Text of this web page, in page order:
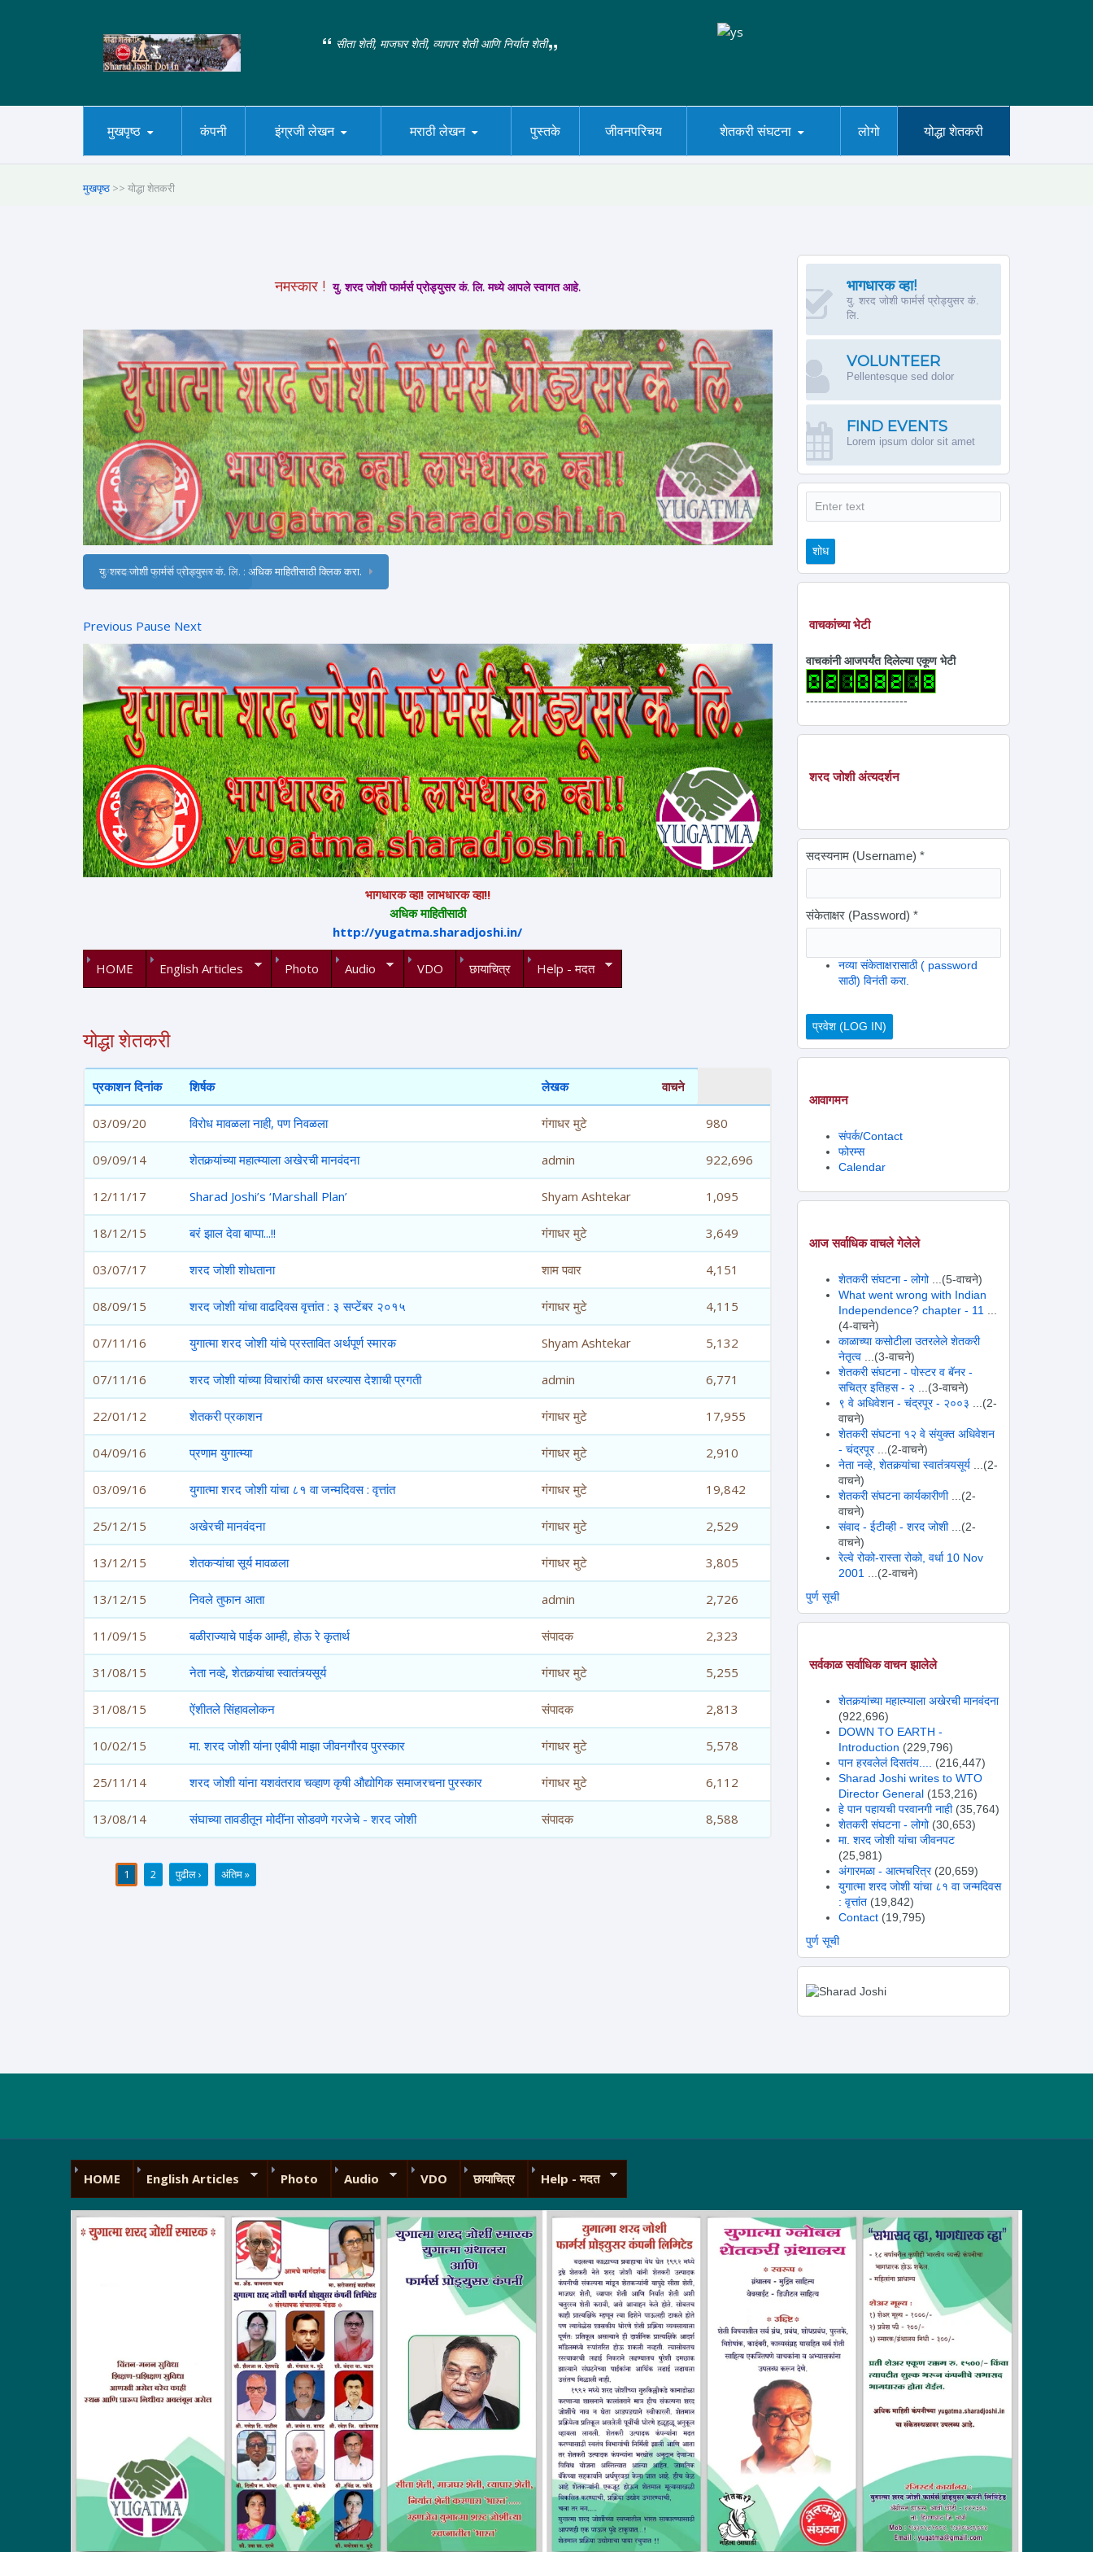
सीता शेती, माजघर शेती, व्यापार शेती आणि निर्यात शेती
मुखपृष्ठ कंपनी इंग्रजी लेखन मराठी लेखन पुस्तके जीवनपरिचय शेतकरी संघटना लोगो योद्धा शेतकरी
मुखपृष्ठ >> योद्धा शेतकरी
नमस्कार ! यु. शरद जोशी फार्मर्स प्रोड्युसर कं. लि. मध्ये आपले स्वागत आहे.
जग बदलणारी पुस्तके : क्लिक करा.
Previous Pause Next
भागधारक व्हा! लाभधारक व्हा!!
अधिक माहितीसाठी
http://yugatma.sharadjoshi.in/
HOME English Articles Photo Audio VDO छायाचित्र Help - मदत
योद्धा शेतकरी
प्रकाशन दिनांक शिर्षक लेखक वाचने
03/09/20 विरोध मावळला नाही, पण निवळला गंगाधर मुटे 980
09/09/14 शेतकर्‍यांच्या महात्म्याला अखेरची मानवंदना admin 922,696
12/11/17 Sharad Joshi’s ‘Marshall Plan’ Shyam Ashtekar 1,095
18/12/15 बरं झाल देवा बाप्पा...!! गंगाधर मुटे 3,649
03/07/17 शरद जोशी शोधताना शाम पवार 4,151
08/09/15 शरद जोशी यांचा वाढदिवस वृत्तांत : ३ सप्टेंबर २०१५ गंगाधर मुटे 4,115
07/11/16 युगात्मा शरद जोशी यांचे प्रस्तावित अर्थपूर्ण स्मारक Shyam Ashtekar 5,132
07/11/16 शरद जोशी यांच्या विचारांची कास धरल्यास देशाची प्रगती admin 6,771
22/01/12 शेतकरी प्रकाशन गंगाधर मुटे 17,955
04/09/16 प्रणाम युगात्म्या गंगाधर मुटे 2,910
03/09/16 युगात्मा शरद जोशी यांचा ८१ वा जन्मदिवस : वृत्तांत गंगाधर मुटे 19,842
25/12/15 अखेरची मानवंदना गंगाधर मुटे 2,529
13/12/15 शेतकऱ्यांचा सूर्य मावळला गंगाधर मुटे 3,805
13/12/15 निवले तुफान आता admin 2,726
11/09/15 बळीराज्याचे पाईक आम्ही, होऊ रे कृतार्थ संपादक 2,323
31/08/15 नेता नव्हे, शेतकर्‍यांचा स्वातंत्र्यसूर्य गंगाधर मुटे 5,255
31/08/15 ऐंशीतले सिंहावलोकन संपादक 2,813
10/02/15 मा. शरद जोशी यांना एबीपी माझा जीवनगौरव पुरस्कार गंगाधर मुटे 5,578
25/11/14 शरद जोशी यांना यशवंतराव चव्हाण कृषी औद्योगिक समाजरचना पुरस्कार गंगाधर मुटे 6,112
13/08/14 संघाच्या तावडीतून मोदींना सोडवणे गरजेचे - शरद जोशी संपादक 8,588
1 2 पुढील › अंतिम »
भागधारक व्हा!
यु. शरद जोशी फार्मर्स प्रोड्युसर कं.
लि.
VOLUNTEER
Pellentesque sed dolor
FIND EVENTS
Lorem ipsum dolor sit amet
शोध
शोध
वाचकांच्या भेटी
वाचकांनी आजपर्यंत दिलेल्या एकूण भेटी
-------------------------
शरद जोशी अंत्यदर्शन
सदस्यनाम (Username) *
संकेताक्षर (Password) *
नव्या संकेताक्षरासाठी ( password
साठी) विनंती करा.
आवागमन
संपर्क/Contact
फोरम्स
Calendar
आज सर्वाधिक वाचले गेलेले
शेतकरी संघटना - लोगो
...(5-वाचने)
What went wrong with Indian
Independence? chapter - 11
(4-वाचने)
काळाच्या कसोटीला उतरलेले शेतकरी
नेतृत्व
...(3-वाचने)
शेतकरी संघटना - पोस्टर व बॅनर -
सचित्र इतिहस - २
...(3-वाचने)
९ वे अधिवेशन - चंद्रपूर - २००३
...(2-
वाचने)
शेतकरी संघटना १२ वे संयुक्त अधिवेशन
- चंद्रपूर
...(2-वाचने)
नेता नव्हे, शेतकर्‍यांचा स्वातंत्र्यसूर्य
...(2-
वाचने)
शेतकरी संघटना कार्यकारीणी
...(2-
वाचने)
संवाद - ईटीव्ही - शरद जोशी
...(2-
वाचने)
रेल्वे रोको-रास्ता रोको, वर्धा 10 Nov
2001
...(2-वाचने)
पुर्ण सूची
सर्वकाळ सर्वाधिक वाचन झालेले
शेतकर्‍यांच्या महात्म्याला अखेरची मानवंदना
(922,696)
DOWN TO EARTH -
Introduction (229,796)
पान हरवलेलं दिसतंय....
(216,447)
Sharad Joshi writes to WTO
Director General (153,216)
हे पान पहायची परवानगी नाही (35,764)
शेतकरी संघटना - लोगो (30,653)
मा. शरद जोशी यांचा जीवनपट
(25,981)
अंगारमळा - आत्मचरित्र (20,659)
युगात्मा शरद जोशी यांचा ८१ वा जन्मदिवस
: वृत्तांत (19,842)
Contact (19,795)
पुर्ण सूची
HOME English Articles Photo Audio VDO छायाचित्र Help - मदत